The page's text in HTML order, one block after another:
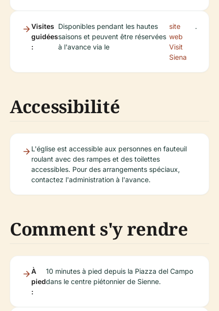
Visites
guidées
:
Disponibles pendant les hautes
saisons et peuvent être réservées
à l'avance via le
site
web
Visit
Siena
.
Accessibilité
L'église est accessible aux personnes en fauteuil
roulant avec des rampes et des toilettes
accessibles. Pour des arrangements spéciaux,
contactez l'administration à l'avance.
Comment s'y rendre
À
pied
:
10 minutes à pied depuis la Piazza del Campo
dans le centre piétonnier de Sienne.